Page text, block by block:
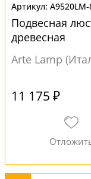
A9520LM-
Подвесная
древесная
Arte Lamp
11 175 ₽